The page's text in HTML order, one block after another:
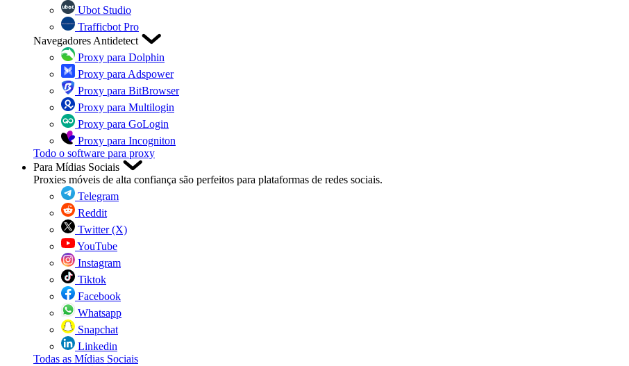
Ubot Studio
Trafficbot Pro
Navegadores Antidetect
Proxy para Dolphin
Proxy para Adspower
Proxy para BitBrowser
Proxy para Multilogin
Proxy para GoLogin
Proxy para Incogniton
Todo o software para proxy
Para Mídias Sociais
Proxies móveis de alta confiança são perfeitos para plataformas de redes sociais.
Telegram
Reddit
Twitter (X)
YouTube
Instagram
Tiktok
Facebook
Whatsapp
Snapchat
Linkedin
Todas as Mídias Sociais